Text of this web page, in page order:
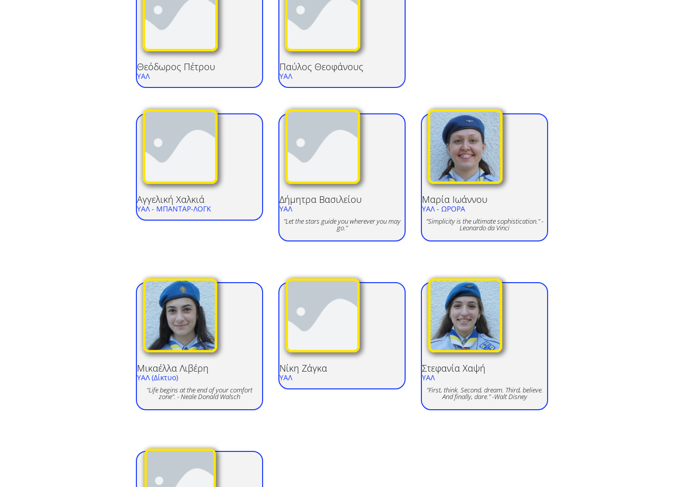
Θεόδωρος Πέτρου
ΥΑΛ
Παύλος Θεοφάνους
ΥΑΛ
Αγγελική Χαλκιά
ΥΑΛ - ΜΠΑΝΤΑΡ-ΛΟΓΚ
Δήμητρα Βασιλείου
ΥΑΛ
"Let the stars guide you wherever you may
go."
Μαρία Ιωάννου
ΥΑΛ - ΩΡΟΡΑ
"Simplicity is the ultimate sophistication." -
Leonardo da Vinci
Μικαέλλα Λιβέρη
ΥΑΛ (Δίκτυο)
"Life begins at the end of your comfort
zone". - Neale Donald Walsch
Νίκη Ζάγκα
ΥΑΛ
Στεφανία Χαψή
ΥΑΛ
"First, think. Second, dream. Third, believe.
And finally, dare." -Walt Disney